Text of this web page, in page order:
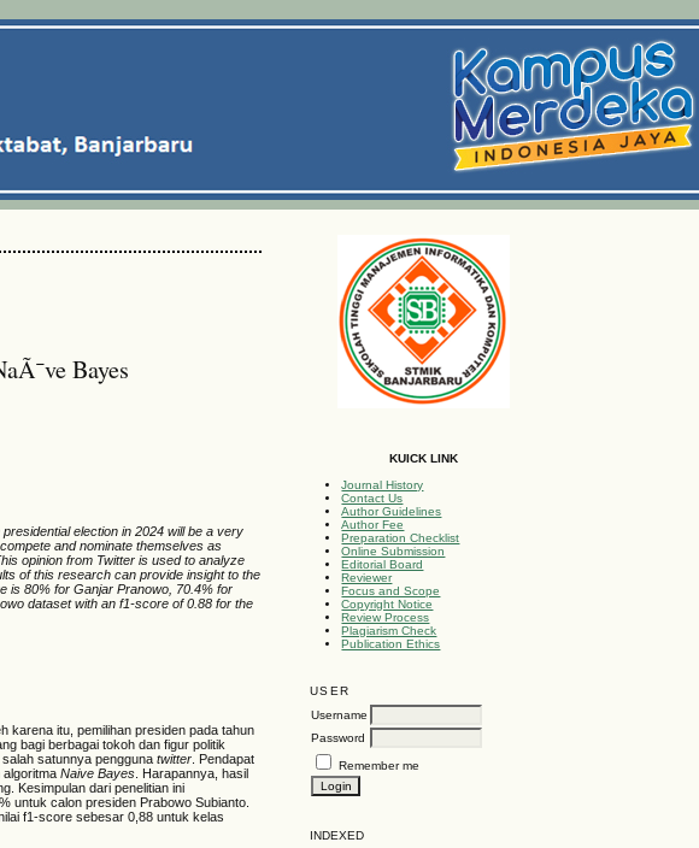
KUICK LINK
Journal History
Contact Us
Author Guidelines
Author Fee
Preparation Checklist
Online Submission
Editorial Board
Reviewer
Focus and Scope
Copyright Notice
Review Process
Plagiarism Check
Publication Ethics
USER
Username
Password
Remember me
INDEXED
Bayes
election in 2024 will be a very
and nominate themselves as
opinion from Twitter is used to analyze
of this research can provide insight to the
is 80% for Ganjar Pranowo, 70.4% for
dataset with an f1-score of 0.88 for the
karena itu, pemilihan presiden pada tahun
bagi berbagai tokoh dan figur politik
salah satunnya penggunatwitter . Pendapat
algoritmaNaive Bayes . Harapannya, hasil
Kesimpulan dari penelitian ini
untuk calon presiden Prabowo Subianto.
f1-score sebesar 0,88 untuk kelas